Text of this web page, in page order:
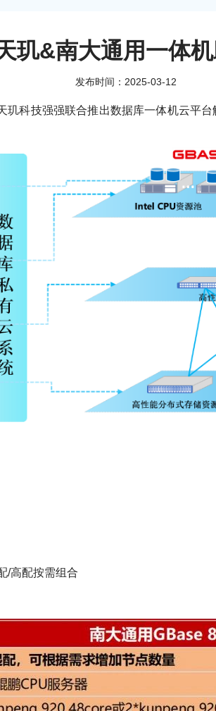
玑&南大通用一体
发布时间：2025-03-12
科技强强联合推出数据库一体机云平
/高配按需组合